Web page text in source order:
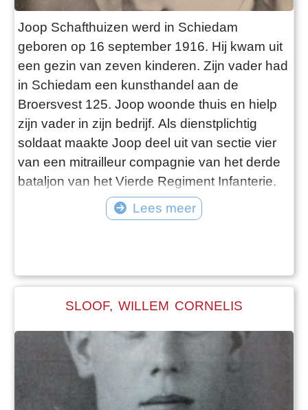
Joop Schafthuizen werd in Schiedam
geboren op 16 september 1916. Hij kwam uit
een gezin van zeven kinderen. Zijn vader had
in Schiedam een kunsthandel aan de
Broersvest 125. Joop woonde thuis en hielp
zijn vader in zijn bedrijf. Als dienstplichtig
soldaat maakte Joop deel uit van sectie vier
van een mitrailleur compagnie van het derde
bataljon van het Vierde Regiment Infanterie.
Hij werd ingedeeld bij een detachement dat
met mitrailleurs Vliegveld Valkenburg moest
parachutisten. De Nederlandse soldaten
Lees meer
SLOOF, WILLEM CORNELIS